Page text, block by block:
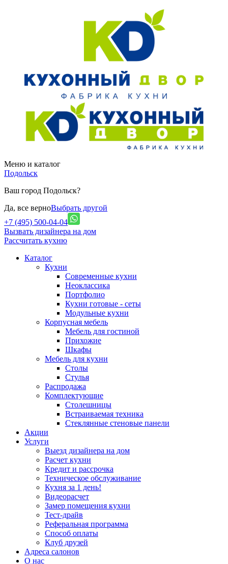
Меню и каталог
Подольск
Ваш город Подольск?
Да, все верноВыбрать другой
+7 (495) 500-04-04
Вызвать дизайнера на дом
Рассчитать кухню
Каталог
Кухни
Современные кухни
Неоклассика
Портфолио
Кухни готовые - сеты
Модульные кухни
Корпусная мебель
Мебель для гостиной
Прихожие
Шкафы
Мебель для кухни
Столы
Стулья
Распродажа
Комплектующие
Столешницы
Встраиваемая техника
Стеклянные стеновые панели
Акции
Услуги
Выезд дизайнера на дом
Расчет кухни
Кредит и рассрочка
Техническое обслуживание
Кухня за 1 день!
Видеорасчет
Замер помещения кухни
Тест-драйв
Реферальная программа
Способ оплаты
Клуб друзей
Адреса салонов
О нас